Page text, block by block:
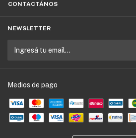
CONTACTÁNOS
NEWSLETTER
Medios de pago